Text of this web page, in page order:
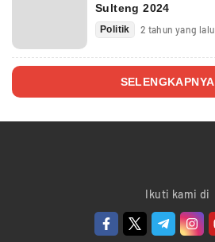
Sulteng 2024
Politik 2 tahun yang lalu
SELENGKAPNYA
Ikuti kami di